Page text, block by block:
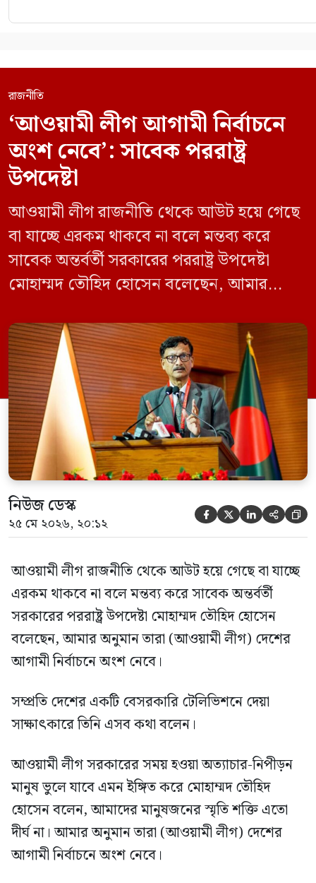
রাজনীতি
‘আওয়ামী লীগ আগামী নির্বাচনে
অংশ নেবে’: সাবেক পররাষ্ট্র
উপদেষ্টা
আওয়ামী লীগ রাজনীতি থেকে আউট হয়ে গেছে
বা যাচ্ছে এরকম থাকবে না বলে মন্তব্য করে
সাবেক অন্তর্বর্তী সরকারের পররাষ্ট্র উপদেষ্টা
মোহাম্মদ তৌহিদ হোসেন বলেছেন, আমার
নির্বাচনে অংশ নেবে। সম্প্রতি দেশের একটি
বেসরকারি টেলিভিশনে দেয়া সাক্ষাৎকারে তিনি
এসব কথা বলেন। আওয়ামী লীগ সরকারের সময়
হওয়া অত্যাচার-নিপীড়ন মানুষ ভুলে যাবে এমন
[…]
নিউজ ডেস্ক
২৫ মে ২০২৬, ২০:১২     
আওয়ামী লীগ রাজনীতি থেকে আউট হয়ে গেছে বা যাচ্ছে
এরকম থাকবে না বলে মন্তব্য করে সাবেক অন্তর্বর্তী
সরকারের পররাষ্ট্র উপদেষ্টা মোহাম্মদ তৌহিদ হোসেন
বলেছেন, আমার অনুমান তারা (আওয়ামী লীগ) দেশের
আগামী নির্বাচনে অংশ নেবে।
সম্প্রতি দেশের একটি বেসরকারি টেলিভিশনে দেয়া
সাক্ষাৎকারে তিনি এসব কথা বলেন।
আওয়ামী লীগ সরকারের সময় হওয়া অত্যাচার-নিপীড়ন
মানুষ ভুলে যাবে এমন ইঙ্গিত করে মোহাম্মদ তৌহিদ
হোসেন বলেন, আমাদের মানুষজনের স্মৃতি শক্তি এতো
দীর্ঘ না। আমার অনুমান তারা (আওয়ামী লীগ) দেশের
আগামী নির্বাচনে অংশ নেবে।